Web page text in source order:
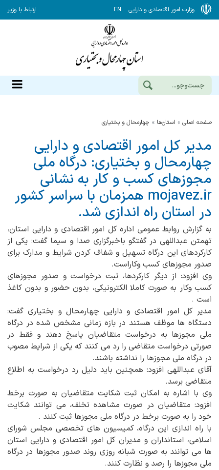
وزارت امور اقتصادی و دارایی EN ارتباط با وزیر
صفحه اصلی استان‌ها چهارمحال و بختياري
مدیر كل امور اقتصادی و دارایی
چهارمحال و بختیاری: درگاه ملی
مجوزهای كسب و كار به نشانی
mojavez.ir همزمان با سراسر كشور
در استان راه اندازی شد.
به گزارش روابط عمومی اداره کل امور اقتصادی و دارایی استان،
تهمتن عبداللهی در گفتگو باخبرگزاری صدا و سیما گفت: یکی از
کارکردهای این درگاه تسهیل و شفاف کردن شرایط و مدارک برای
صدور مجوزهای کسب وکاراست.
وی افزود: از دیگر کارکردها، ثبت درخواست و صدور مجوزهای
کسب وکار به صورت کاملا الکترونیکی، بدون حضور و بدون کاغذ
است .
مدیر کل امور اقتصادی و دارایی چهارمحال و بختیاری گفت:
دستگاه ها موظف هستند در بازه زمانی مشخص شده در درگاه
ملی مجوزها به درخواست متقاضیان پاسخ دهند و فقط در
صورتی درخواست متقاضی را رد می کنند که یکی از شرایط مصوب
در درگاه ملی مجوزها را نداشته باشند.
آقای عبداللهی افزود: همچنین باید دلیل رد درخواست به اطلاع
متقاضی برسد.
وی با اشاره به امکان ثبت شکایت متقاضیان به صورت برخط
افزود: متقاضیان در صورت مشاهده تخلف، می توانند شکایت
خود را به صورت برخط در درگاه ملی مجوزها ثبت کنند .
با راه اندازی این درگاه، کمیسیون های تخصصی مجلس شورای
اسلامی، استانداران و مدیران کل امور اقتصادی و دارایی استان
ها می توانند به صورت شبانه روزی روند صدور مجوزها در درگاه
ملی مجوزها را رصد و نظارت کنند.